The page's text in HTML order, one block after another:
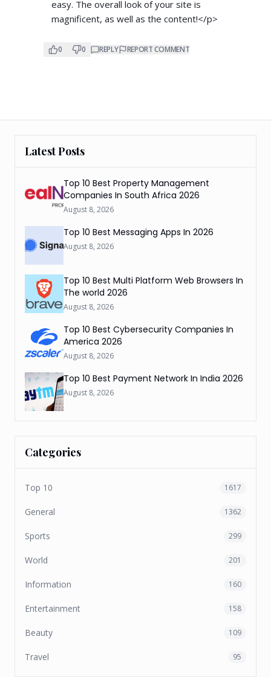
easy. The overall look of your site is
magnificent, as well as the content!</p>
0 0 REPLY REPORT COMMENT
Latest Posts
Top 10 Best Property Management
Companies In South Africa 2026
August 8, 2026
Top 10 Best Messaging Apps In 2026
August 8, 2026
Top 10 Best Multi Platform Web Browsers In
The world 2026
August 8, 2026
Top 10 Best Cybersecurity Companies In
America 2026
August 8, 2026
Top 10 Best Payment Network In India 2026
August 8, 2026
Categories
Top 10 1617
General 1362
Sports 299
World 201
Information 160
Entertainment 158
Beauty 109
Travel 95